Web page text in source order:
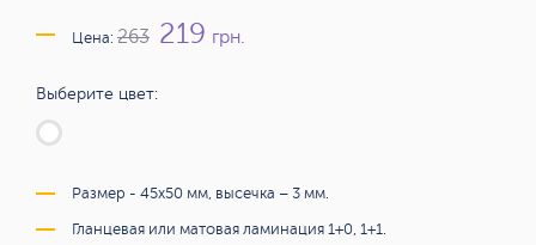
Цена: 263 219 грн.
Выберите цвет:
Размер - 45х50 мм, высечка – 3 мм.
Гланцевая или матовая ламинация 1+0, 1+1.